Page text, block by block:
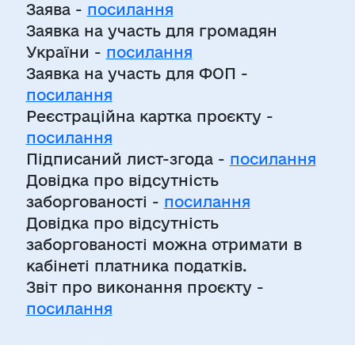
Заява - посилання
Заявка на участь для громадян
України - посилання
Заявка на участь для ФОП -
посилання
Реєстраційна картка проєкту -
посилання
Підписаний лист-згода - посилання
Довідка про відсутність
заборгованості - посилання
Довідка про відсутність
заборгованості можна отримати в
кабінеті платника податків.
Звіт про виконання проєкту -
посилання